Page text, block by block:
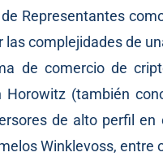
Representantes
las complejidades de
de comercio de
Horowitz (también
de alto perfil
Winklevoss, entre